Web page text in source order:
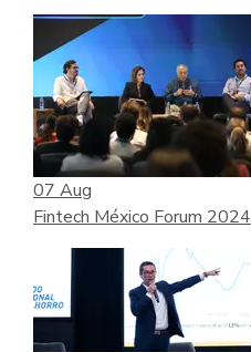
07 Aug
Fintech México Forum 2024